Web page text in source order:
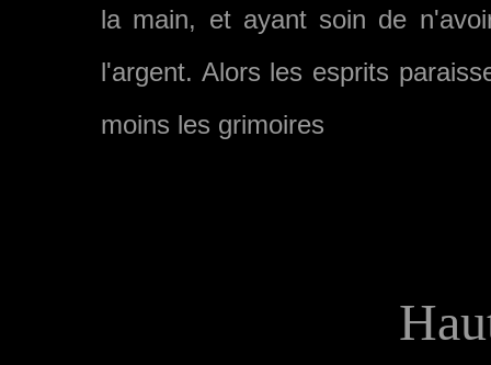
la main, et ayant soin de
l'argent. Alors les esprits
moins les grimoires